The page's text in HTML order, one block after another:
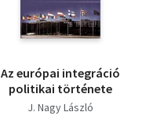
Az európai integráció
politikai története
J. Nagy László